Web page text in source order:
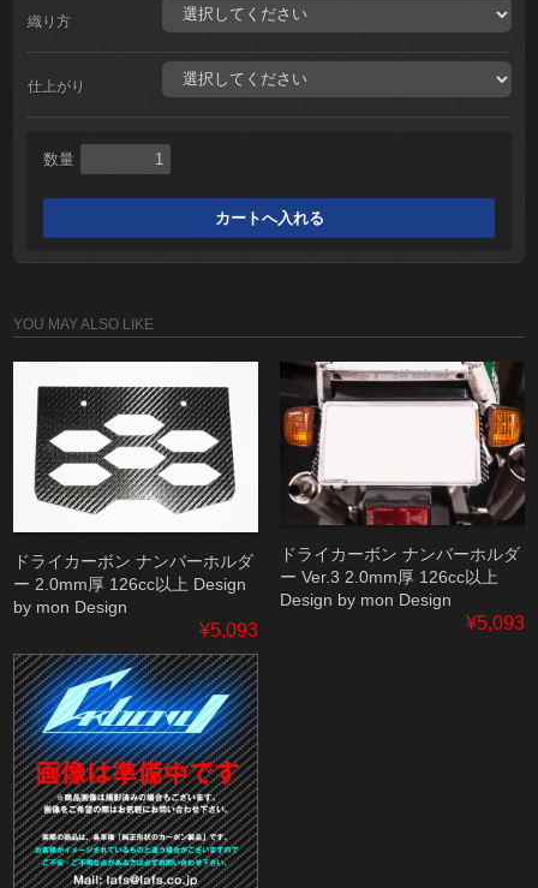
織り方
仕上がり
数量
YOU MAY ALSO LIKE
ドライカーボン ナンバーホルダ
ー 2.0mm厚 126cc以上 Design
by mon Design
¥5,093
ドライカーボン ナンバーホルダ
ー Ver.3 2.0mm厚 126cc以上
Design by mon Design
¥5,093